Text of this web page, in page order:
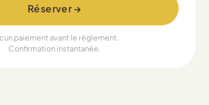
Réserver →
paiement avant le règlement.
Confirmation instantanée.